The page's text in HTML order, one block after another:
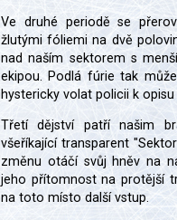
Ve druhé periodě se
žlutými fóliemi na dvě
nad naším sektorem s
ekipou. Podlá fúrie tak
hystericky volat policii k
Třetí dějství patří našim
všeříkající transparent
změnu otáčí svůj hněv na
jeho přítomnost na protější
na toto místo další vstup.